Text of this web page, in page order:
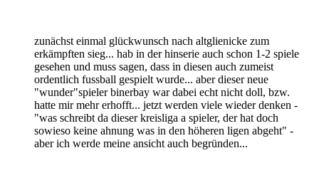
zunächst einmal glückwunsch nach altglienicke zum
erkämpften sieg... hab in der hinserie auch schon 1-2 spiele
gesehen und muss sagen, dass in diesen auch zumeist
ordentlich fussball gespielt wurde... aber dieser neue
"wunder"spieler binerbay war dabei echt nicht doll, bzw.
hatte mir mehr erhofft... jetzt werden viele wieder denken -
"was schreibt da dieser kreisliga a spieler, der hat doch
sowieso keine ahnung was in den höheren ligen abgeht" -
aber ich werde meine ansicht auch begründen...